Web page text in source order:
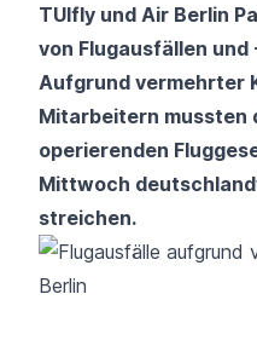
TUIfly und Air Berlin
von Flugausfällen
Aufgrund vermehrter
Mitarbeitern mussten
operierenden
Mittwoch
streichen.